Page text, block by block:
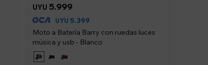
UYU 5.999
UYU 5.399
Moto a Batería Barry con ruedas luces
música y usb - Blanco